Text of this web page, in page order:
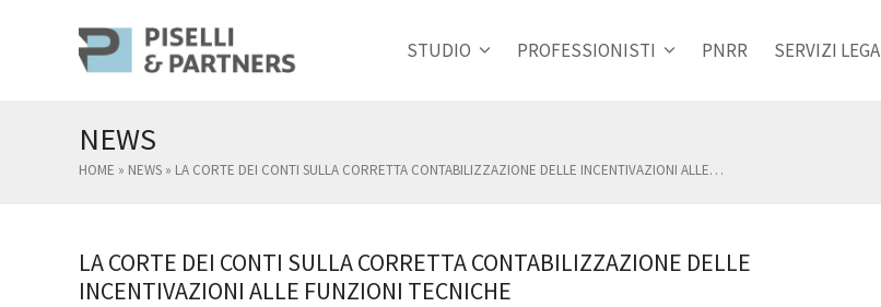
STUDIO PROFESSIONISTI PNRR SERVIZI
NEWS
HOME » NEWS » LA CORTE DEI CONTI SULLA CORRETTA CONTABILIZZAZIONE DELLE INCENTIVAZIONI ALLE…
LA CORTE DEI CONTI SULLA CORRETTA CONTABILIZZAZIONE DELLE
INCENTIVAZIONI ALLE FUNZIONI TECNICHE